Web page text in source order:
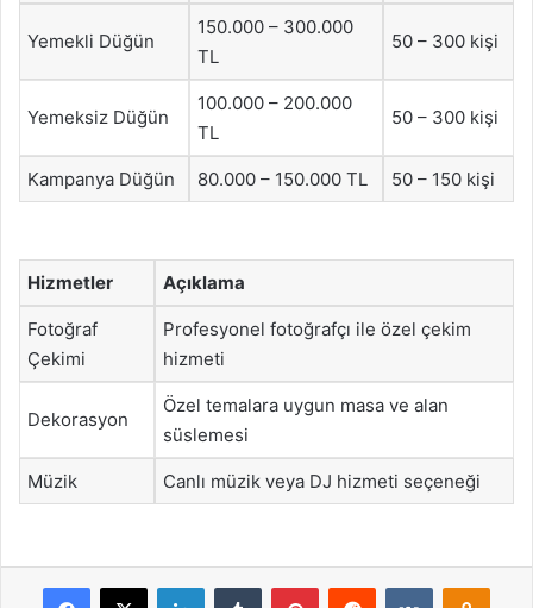
Yemekli Düğün
150.000 – 300.000
TL
50 – 300 kişi
Yemeksiz Düğün
100.000 – 200.000
TL
50 – 300 kişi
Kampanya Düğün 80.000 – 150.000 TL 50 – 150 kişi
Hizmetler Açıklama
Fotoğraf
Çekimi
Profesyonel fotoğrafçı ile özel çekim
hizmeti
Dekorasyon
Özel temalara uygun masa ve alan
süslemesi
Müzik Canlı müzik veya DJ hizmeti seçeneği
Facebook
X LinkedInTumblr PinterestReddit VKontakte